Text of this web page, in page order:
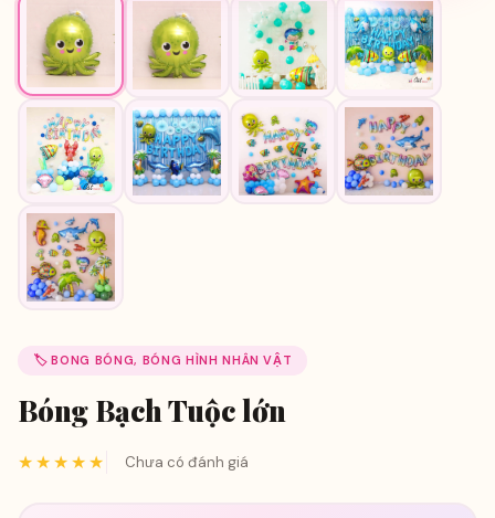
🏷️ BONG BÓNG, BÓNG HÌNH NHÂN VẬT
Bóng Bạch Tuộc lớn
★★★★★ Chưa có đánh giá